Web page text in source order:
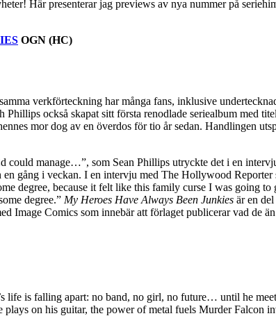
Här presenterar jag previews av nya nummer på
OGN (HC)
verkförteckning har många fans, inklusive
också skapat sitt första renodlade seriealbum med
mor dog av en överdos för tio år sedan. Handlingen
could manage…”, som Sean Phillips utryckte det i en
gång i veckan. I en intervju med The Hollywood
degree, because it felt like this family curse I was going
degree.” My Heroes Have Always Been Junkies är en
Image Comics som innebär att förlaget publicerar vad de
life is falling apart: no band, no girl, no future… until he
on his guitar, the power of metal fuels Murder Falcon